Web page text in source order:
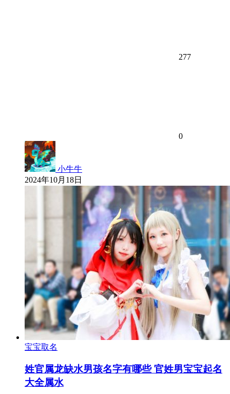
277
0
小牛牛
2024年10月18日
宝宝取名
姓官属龙缺水男孩名字有哪些 官姓男宝宝起名
大全属水